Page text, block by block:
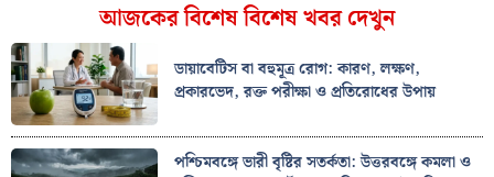
আজকের বিশেষ বিশেষ খবর দেখুন
ডায়াবেটিস বা বহুমূত্র রোগ: কারণ, লক্ষণ,
প্রকারভেদ, রক্ত পরীক্ষা ও প্রতিরোধের উপায়
পশ্চিমবঙ্গে ভারী বৃষ্টির সতর্কতা: উত্তরবঙ্গে কমলা ও